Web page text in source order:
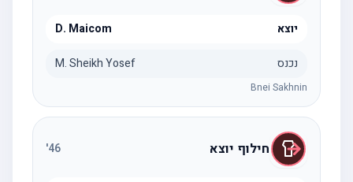
יוצא D. Maicom
נכנס M. Sheikh Yosef
Bnei Sakhnin
חילוף יוצא 46
'